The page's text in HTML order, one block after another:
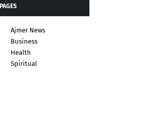
PAGES
Ajmer News
Business
Health
Spiritual